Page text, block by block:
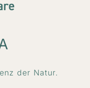
der Natur.